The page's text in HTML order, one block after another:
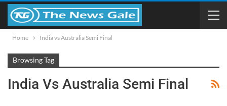
Home India vs Australia Semi Final
Browsing Tag
India Vs Australia Semi Final